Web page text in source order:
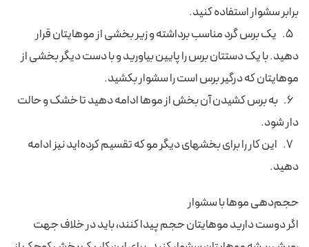
برابر سشوار استفاده کنید.
5. یک برس گرد مناسب برداشته و زیر بخشی از موهایتان قرار
دهید. با یک دستتان برس را پایین بیاورید و با دست دیگر بخشی از
موهایتان که درگیر برس است را سشوار بکشید.
6. به برس کشیدن آن بخش از موها ادامه دهید تا خشک و حالت
دار شود.
7. این کار را برای بخشهای دیگر مو که تقسیم کرده‌اید نیز ادامه
دهید.
حجم‌دهی موها با سشوار
اگر دوست دارید موهایتان حجم پیدا کنند، باید در خلاف جهت